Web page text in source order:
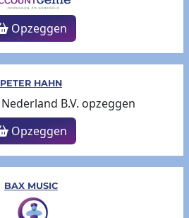
Opzeggen
PETER HAHN
Opzeggen
BAX MUSIC